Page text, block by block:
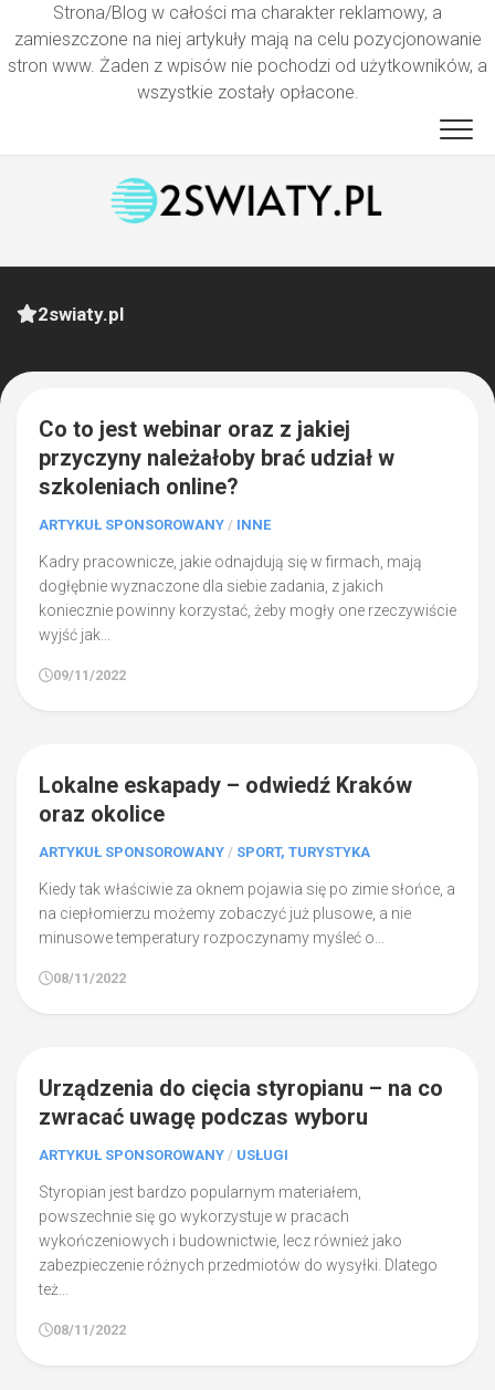
Strona/Blog w całości ma charakter reklamowy, a
zamieszczone na niej artykuły mają na celu pozycjonowanie
stron www. Żaden z wpisów nie pochodzi od użytkowników, a
wszystkie zostały opłacone.
2swiaty.pl
Co to jest webinar oraz z jakiej
przyczyny należałoby brać udział w
szkoleniach online?
ARTYKUŁ SPONSOROWANY / INNE
Kadry pracownicze, jakie odnajdują się w firmach, mają
dogłębnie wyznaczone dla siebie zadania, z jakich
koniecznie powinny korzystać, żeby mogły one rzeczywiście
wyjść jak...
09/11/2022
Lokalne eskapady – odwiedź Kraków
oraz okolice
ARTYKUŁ SPONSOROWANY / SPORT, TURYSTYKA
Kiedy tak właściwie za oknem pojawia się po zimie słońce, a
na ciepłomierzu możemy zobaczyć już plusowe, a nie
minusowe temperatury rozpoczynamy myśleć o...
08/11/2022
Urządzenia do cięcia styropianu – na co
zwracać uwagę podczas wyboru
ARTYKUŁ SPONSOROWANY / USŁUGI
Styropian jest bardzo popularnym materiałem,
powszechnie się go wykorzystuje w pracach
wykończeniowych i budownictwie, lecz również jako
zabezpieczenie różnych przedmiotów do wysyłki. Dlatego
też...
08/11/2022